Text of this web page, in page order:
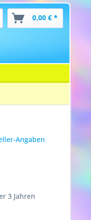
0,00 € *
Angaben
3 Jahren